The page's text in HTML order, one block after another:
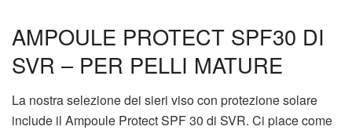
AMPOULE PROTECT SPF30 DI
SVR – PER PELLI MATURE
La nostra selezione dei sieri viso con protezione solare
include il Ampoule Protect SPF 30 di SVR. Ci piace come